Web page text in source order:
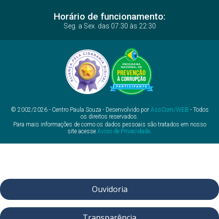
Horário de funcionamento:
Seg. a Sex. das 07:30 às 22:30
© 2002/2026 - Centro Paula Souza - Desenvolvido por AssCom/WEB - Todos
os direitos reservados.
Para mais informações de como os dados pessoais são tratados em nosso
site acesse Aviso de Privacidade.
Ouvidoria